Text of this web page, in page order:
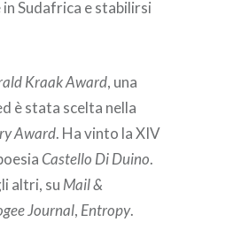
Sudafrica e stabilirsi
Kraak Award, una
è stata scelta nella
Award. Ha vinto la XIV
Castello Di Duino.
altri, su Mail &
Journal, Entropy.